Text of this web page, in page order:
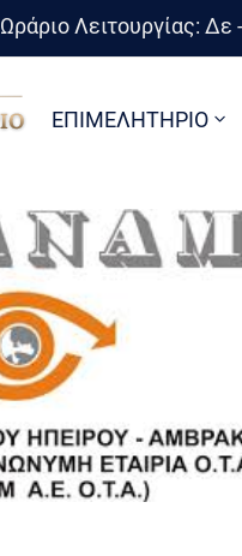
Ωράριο Λειτουργίας:
ΕΠΙΜΕΛΗΤΗΡΙΟ